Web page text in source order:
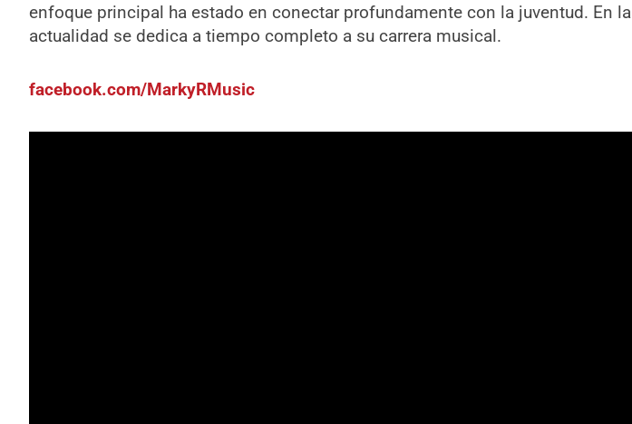
enfoque principal ha estado en conectar profundamente con la juventud. En la
actualidad se dedica a tiempo completo a su carrera musical.
facebook.com/MarkyRMusic